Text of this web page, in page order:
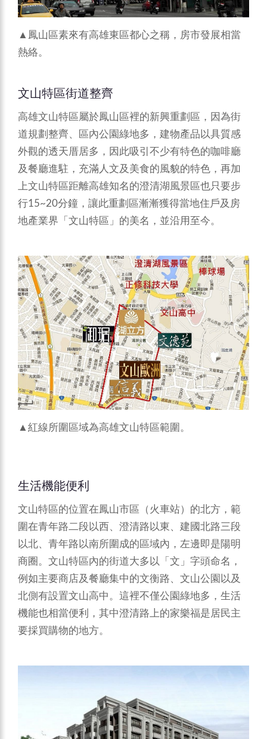
▲鳳山區素來有高雄東區都心之稱，房市發展相當
熱絡。
文山特區街道整齊
高雄文山特區屬於鳳山區裡的新興重劃區，因為街
道規劃整齊、區內公園綠地多，建物產品以具質感
外觀的透天厝居多，因此吸引不少有特色的咖啡廳
及餐廳進駐，充滿人文及美食的風貌的特色，再加
上文山特區距離高雄知名的澄清湖風景區也只要步
行15~20分鐘，讓此重劃區漸漸獲得當地住戶及房
地產業界「文山特區」的美名，並沿用至今。
▲紅線所圍區域為高雄文山特區範圍。
生活機能便利
文山特區的位置在鳳山市區（火車站）的北方，範
圍在青年路二段以西、澄清路以東、建國北路三段
以北、青年路以南所圍成的區域內，左邊即是陽明
商圈。文山特區內的街道大多以「文」字頭命名，
例如主要商店及餐廳集中的文衡路、文山公園以及
北側有設置文山高中。這裡不僅公園綠地多，生活
機能也相當便利，其中澄清路上的家樂福是居民主
要採買購物的地方。